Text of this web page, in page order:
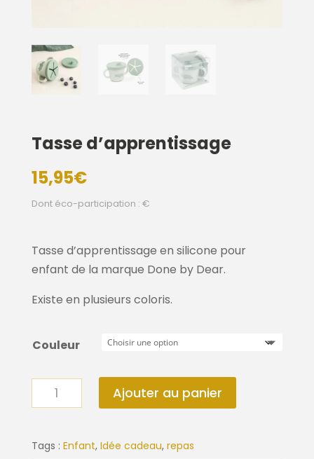
Tasse d’apprentissage
15,95€
Dont éco-participation : €
Tasse d’apprentissage en silicone pour
enfant de la marque Done by Dear.
Existe en plusieurs coloris.
Couleur
quantité
de
d'apprentissage
Ajouter au panier
Tags : Enfant, Idée cadeau, repas